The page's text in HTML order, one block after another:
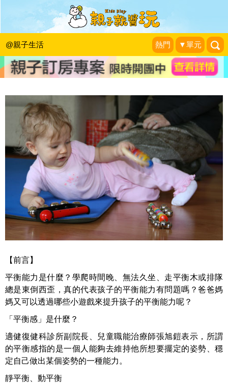
@親子生活 熱門 ▼單元
跟著阿鎧老師邊學邊玩：東倒西歪，孩
子的平衡感真的有問題嗎？！
張旭鎧兒童職能治療師|2014-09-11
【前言】
平衡能力是什麼？學爬時間晚、無法久坐、走平衡木或排隊
總是東倒西歪，真的代表孩子的平衡能力有問題嗎？爸爸媽
媽又可以透過哪些小遊戲來提升孩子的平衡能力呢？
「平衡感」是什麼？
適健復健科診所副院長、兒童職能治療師張旭鎧表示，所謂
的平衡感指的是一個人能夠去維持他所想要擺定的姿勢、穩
定自己做出某個姿勢的一種能力。
靜平衡、動平衡